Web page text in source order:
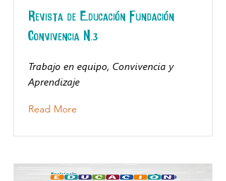
Revista de Educación Fundación
Convivencia N.3
Trabajo en equipo, Convivencia y
Aprendizaje
Read More